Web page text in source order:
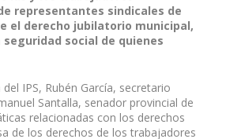
representantes sindicales de
el derecho jubilatorio municipal,
social de quienes
IPS, Rubén García, secretario
Santalla, senador provincial de
relacionadas con los derechos
de los derechos de los trabajadores